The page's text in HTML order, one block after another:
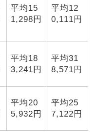
平均15
1,298 円
平均12
0,111 円
平均18
3,241 円
平均31
8,571 円
平均20
5,932 円
平均25
7,122 円